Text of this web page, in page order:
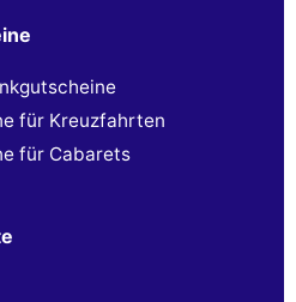
für Kreuzfahrten
für Cabarets